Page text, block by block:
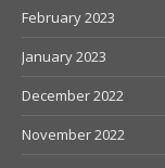
February 2023
January 2023
December 2022
November 2022